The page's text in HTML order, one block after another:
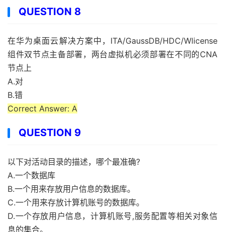
QUESTION 8
在华为桌面云解决方案中，ITA/GaussDB/HDC/Wlicense
组件双节点主备部署，两台虚拟机必须部署在不同的CNA
节点上
A.对
B.错
Correct Answer: A
QUESTION 9
以下对活动目录的描述，哪个最准确?
A.一个数据库
B.一个用来存放用户信息的数据库。
C.一个用来存放计算机账号的数据库。
D.一个存放用户信息，计算机账号,服务配置等相关对象信
息的集合。